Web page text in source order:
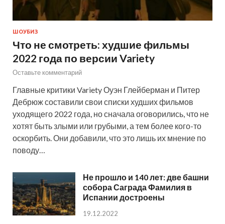
ШОУБИЗ
Что не смотреть: худшие фильмы
2022 года по версии Variety
Оставьте комментарий
Главные критики Variety Оуэн Глейберман и Питер
Дебрюж составили свои списки худших фильмов
уходящего 2022 года, но сначала оговорились, что не
хотят быть злыми или грубыми, а тем более кого-то
оскорбить. Они добавили, что это лишь их мнение по
поводу…
Не прошло и 140 лет: две башни
собора Саграда Фамилия в
Испании достроены
19.12.2022